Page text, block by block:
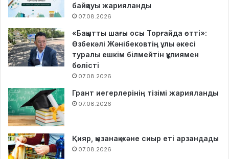
байқауы жарияланды
07.08.2026
«Бақытты шағы осы Торғайда өтті»:
Өзбекәлі Жәнібековтің ұлы әкесі
туралы ешкім білмейтін құпиямен
бөлісті
07.08.2026
Грант иегерлерінің тізімі жарияланды
07.08.2026
Қияр, қызанақ және сиыр еті арзандады
07.08.2026